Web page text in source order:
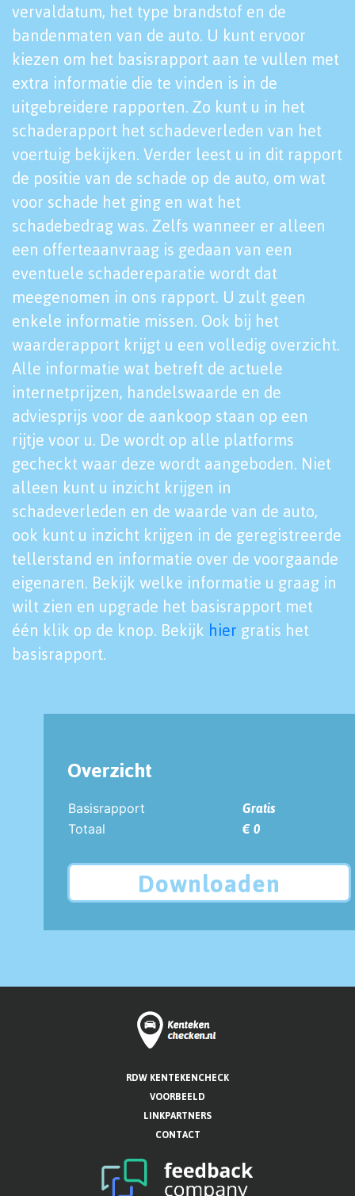
vervaldatum, het type brandstof en de
bandenmaten van de auto. U kunt ervoor
kiezen om het basisrapport aan te vullen met
extra informatie die te vinden is in de
uitgebreidere rapporten. Zo kunt u in het
schaderapport het schadeverleden van het
voertuig bekijken. Verder leest u in dit rapport
de positie van de schade op de auto, om wat
voor schade het ging en wat het
schadebedrag was. Zelfs wanneer er alleen
een offerteaanvraag is gedaan van een
eventuele schadereparatie wordt dat
meegenomen in ons rapport. U zult geen
enkele informatie missen. Ook bij het
waarderapport krijgt u een volledig overzicht.
Alle informatie wat betreft de actuele
internetprijzen, handelswaarde en de
adviesprijs voor de aankoop staan op een
rijtje voor u. De wordt op alle platforms
gecheckt waar deze wordt aangeboden. Niet
alleen kunt u inzicht krijgen in
schadeverleden en de waarde van de auto,
ook kunt u inzicht krijgen in de geregistreerde
tellerstand en informatie over de voorgaande
eigenaren. Bekijk welke informatie u graag in
wilt zien en upgrade het basisrapport met
één klik op de knop. Bekijk hier gratis het
basisrapport.
Overzicht
Basisrapport
Gratis
Totaal
€ 0
Downloaden
RDW KENTEKENCHECK
VOORBEELD
LINKPARTNERS
CONTACT